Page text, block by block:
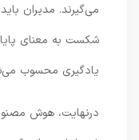
می‌گیرند. مدیران باید
شکست به معنای پایان کار
یادگیری محسوب می‌شود.
درنهایت، هوش مصنوعی